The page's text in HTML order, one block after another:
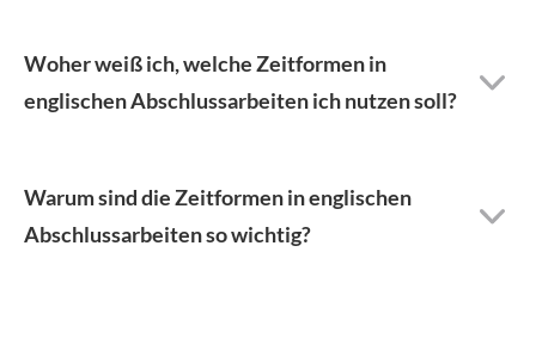
Woher weiß ich, welche Zeitformen in
englischen Abschlussarbeiten ich nutzen soll?
Warum sind die Zeitformen in englischen
Abschlussarbeiten so wichtig?